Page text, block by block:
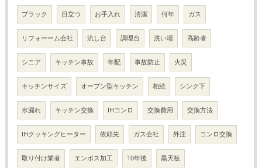
ブラック 目立つ お手入れ 清潔 何年 ガス
リフォーーム会社 流し台 調理台 洗い場 高齢者
シニア キッチン事故 年配 事故防止 火災
キッチンサイズ オープン型キッチン 相続 シンク下
水漏れ キッチン交換 IHコンロ 交換費用 交換方法
IHクッキングヒーター 依頼先 ガス会社 外注 コンロ交換
取り付け業者 エンボス加工 10年後 黒天板